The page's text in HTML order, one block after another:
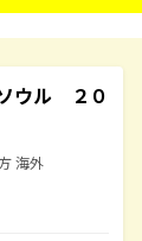
ウル ２０
海外